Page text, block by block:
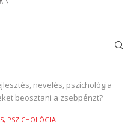
nevelés, pszichológia
beosztani a zsebpénzt?
PSZICHOLÓGIA